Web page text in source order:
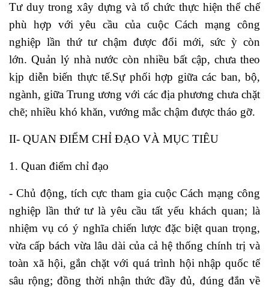
Tư duy trong xây dựng và tổ chức thực hiện thể chế
phù hợp với yêu cầu của cuộc Cách mạng công
nghiệp lần thứ tư chậm được đổi mới, sức ỳ còn
lớn. Quản lý nhà nước còn nhiều bất cập, chưa theo
kịp diễn biến thực tế.Sự phối hợp giữa các ban, bộ,
ngành, giữa Trung ương với các địa phương chưa chặt
chẽ; nhiều khó khăn, vướng mắc chậm được tháo gỡ.
II- QUAN ĐIỂM CHỈ ĐẠO VÀ MỤC TIÊU
1. Quan điểm chỉ đạo
- Chủ động, tích cực tham gia cuộc Cách mạng công
nghiệp lần thứ tư là yêu cầu tất yếu khách quan; là
nhiệm vụ có ý nghĩa chiến lược đặc biệt quan trọng,
vừa cấp bách vừa lâu dài của cả hệ thống chính trị và
toàn xã hội, gắn chặt với quá trình hội nhập quốc tế
sâu rộng; đồng thời nhận thức đầy đủ, đúng đắn về